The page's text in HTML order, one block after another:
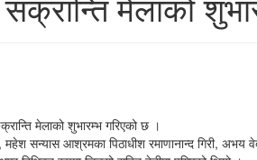
मेलाको शुभारम्भ गरिएको छ ।
सन्यास आश्रमका पिठाधीश रमाणानान्द गिरी,